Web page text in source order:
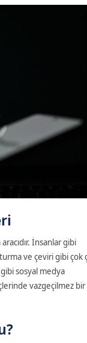
İnsanlar gibi
ve çeviri gibi çok
sosyal medya
vazgeçilmez bir